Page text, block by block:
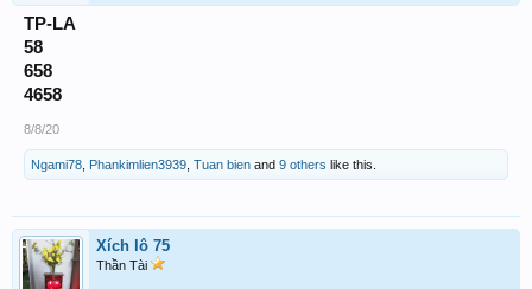
TP-LA
58
658
4658
8/8/20
Ngami78 Phankimlien3939 Tuan bien and 9 others like this.
Xích lô 75
Thần Tài